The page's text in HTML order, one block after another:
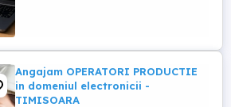
Angajam OPERATORI PRODUCTIE
in domeniul electronicii -
TIMISOARA